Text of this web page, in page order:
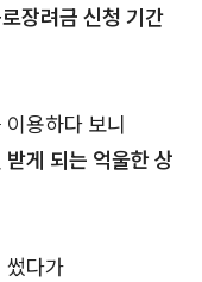
장려금 신청 기간
이용하다 보니
게 되는 억울한 상
썼다가